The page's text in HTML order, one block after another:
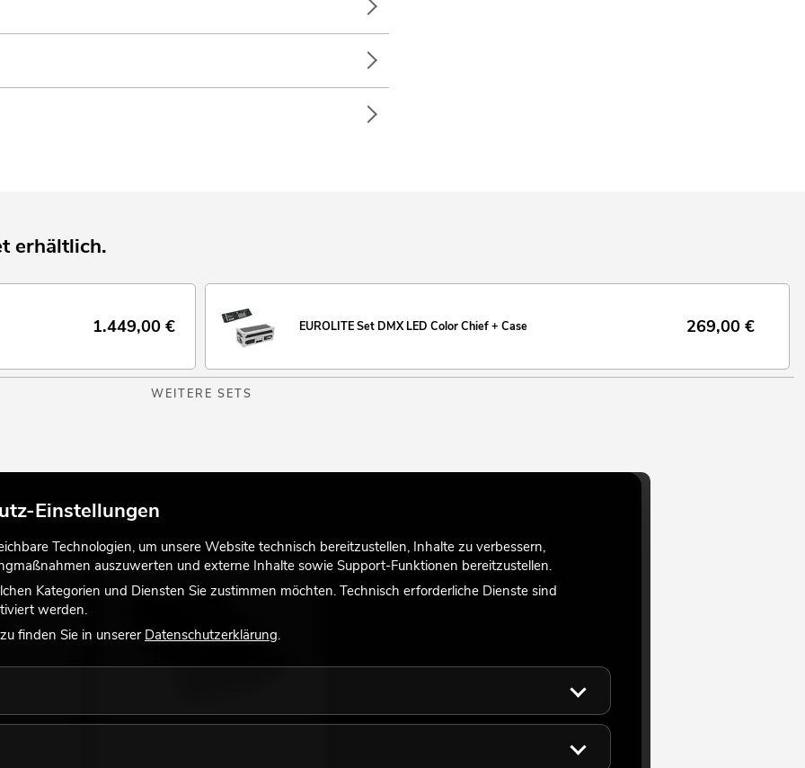
Messe- und Ladenbau; Mobile DJs / Alleinunterhalter;
erhältlich.
1.449,00 € EUROLITE Set DMX LED Color Chief + Case 269,00 €
WEITERE SETS
3m sw
Einstellungen
Technologien, um unsere Website technisch bereitzustellen, Inhalte zu verbessern,
auszuwerten und externe Inhalte sowie Support-Funktionen bereitzustellen.
Kategorien und Diensten Sie zustimmen möchten. Technisch erforderliche Dienste sind
werden.
finden Sie in unserer Datenschutzerklärung.